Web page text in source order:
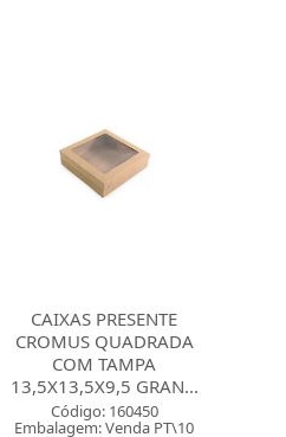
CAIXAS PRESENTE
CROMUS QUADRADA
COM TAMPA
13,5X13,5X9,5 GRAN...
Código: 160450
Embalagem: Venda PT\10